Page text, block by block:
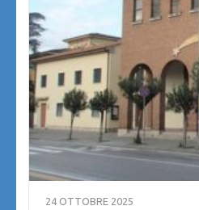
24 OTTOBRE 2025